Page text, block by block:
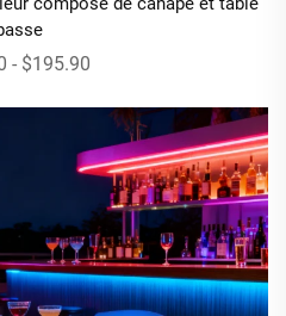
- $195.90